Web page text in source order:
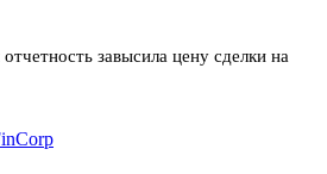
завысила цену сделки на